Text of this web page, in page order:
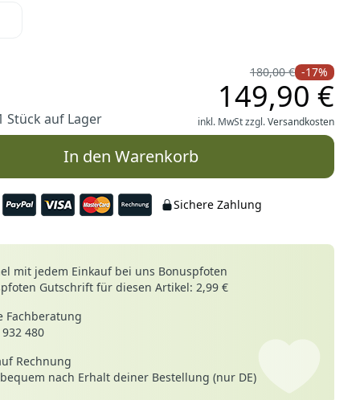
Stück auf Lager
180,00 € -17%
149,90 €
inkl. MwSt zzgl.Versandkosten
In den Warenkorb
Sichere Zahlung
mit jedem Einkauf bei uns Bonuspfoten
Gutschrift für diesen Artikel: 2,99 €
Fachberatung
480
Rechnung
nach Erhalt deiner Bestellung (nur DE)